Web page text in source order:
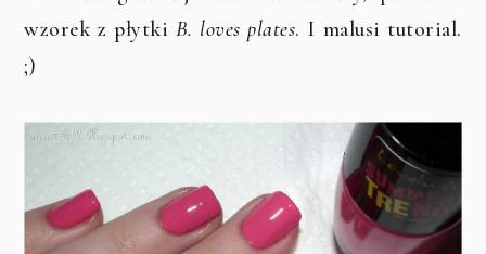
wzorek z płytki B. loves plates. I malusi tutorial.
;)